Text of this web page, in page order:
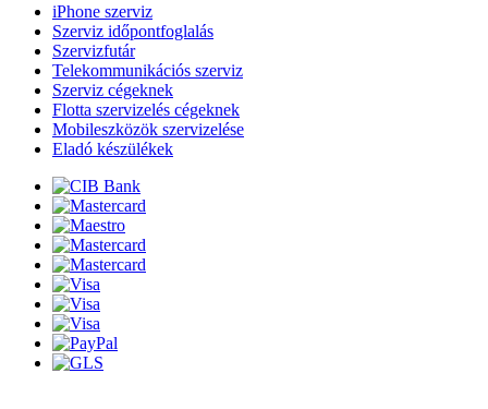
iPhone szerviz
Szerviz időpontfoglalás
Szervizfutár
Telekommunikációs szerviz
Szerviz cégeknek
Flotta szervizelés cégeknek
Mobileszközök szervizelése
Eladó készülékek